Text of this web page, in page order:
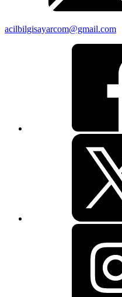
acilbilgisayarcom@gmail.com